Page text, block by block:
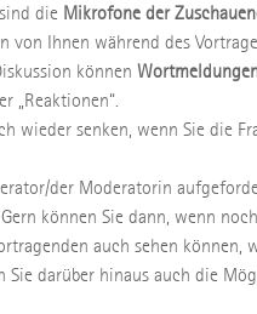
die Mikrofone der
von Ihnen während des
können
„Reaktionen“.
wieder senken, wenn Sie die
der Moderatorin
können Sie dann, wenn
auch sehen können,
Sie darüber hinaus auch die